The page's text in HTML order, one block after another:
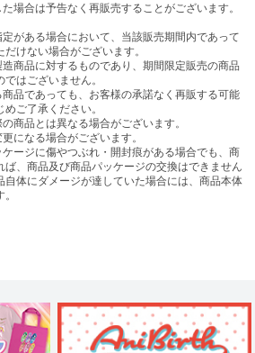
場合は予告なく再販売することがございます。
がある場合において、当該販売期間内であって
けない場合がございます。
商品に対するものであり、期間限定販売の商品
はございません。
品であっても、お客様の承諾なく再販する可能
ご了承ください。
商品とは異なる場合がございます。
になる場合がございます。
ージに傷やつぶれ・開封痕がある場合でも、商
ば、商品及び商品パッケージの交換はできません
自体にダメージが達していた場合には、商品本体